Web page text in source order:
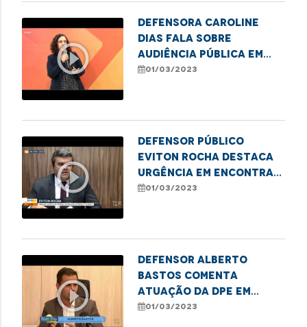
play_circle_outline
Defensora Caroline
Dias fala sobre
audiência pública em
alusão ao Dia
01/03/2023
play_circle_outline
Defensor Público
Eviton Rocha destaca
urgência em encontrar
solução para
01/03/2023
play_circle_outline
Defensor Alberto
Bastos comenta
atuação da DPE em
casos de violência
01/03/2023